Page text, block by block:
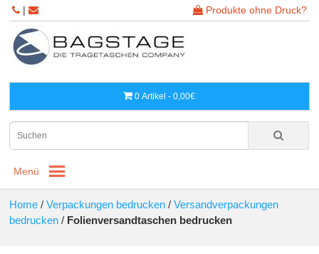
| Produkte ohne Druck?
0 Artikel - 0,00€
Menü
Home /Verpackungen bedrucken /Versandverpackungen
bedrucken / Folienversandtaschen bedrucken